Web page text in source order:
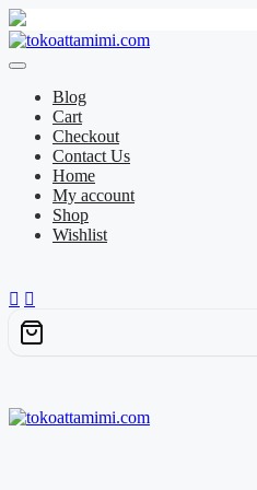
Skip
to
Blog
Cart
Checkout
Contact Us
Home
My account
Shop
Wishlist